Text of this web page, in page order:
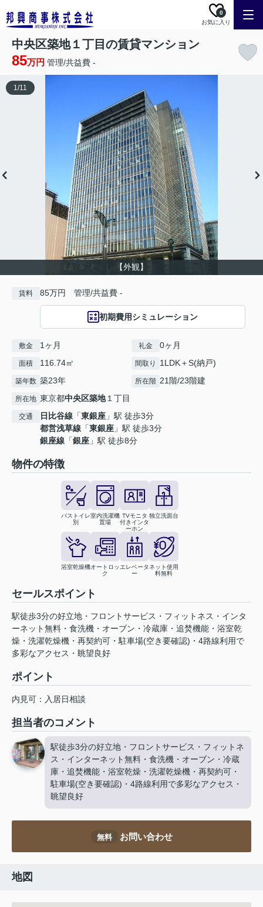
お気に入り
0
中央区築地１丁目の賃貸マンション
85万円 管理/共益費 -
【外観】
1/11
賃料 85万円 管理/共益費 -
初期費用シミュレーション
敷金 1ヶ月 礼金 0ヶ月
面積 116.74㎡ 間取り 1LDK＋S(納戸)
築年数 築23年 所在階 21階/23階建
所在地 東京都中央区築地１丁目
交通 日比谷線 「東銀座 」駅 徒歩3分
都営浅草線 「東銀座 」駅 徒歩3分
銀座線 「銀座 」駅 徒歩8分
物件の特徴
バストイレ
別
室内洗濯機
置場
TVモニタ
付きインタ
ーホン
独立洗面台
浴室乾燥機オートロッ
ク
エレベータ
ー
ネット使用
料無料
セールスポイント
駅徒歩3分の好立地・フロントサービス・フィットネス・インタ
ーネット無料・食洗機・オーブン・冷蔵庫・追焚機能・浴室乾
燥・洗濯乾燥機・再契約可・駐車場(空き要確認)・4路線利用で
多彩なアクセス・眺望良好
ポイント
内見可：入居日相談
担当者のコメント
駅徒歩3分の好立地・フロントサービス・フィットネ
ス・インターネット無料・食洗機・オーブン・冷蔵
庫・追焚機能・浴室乾燥・洗濯乾燥機・再契約可・
駐車場(空き要確認)・4路線利用で多彩なアクセス・
眺望良好
無料 お問い合わせ
地図